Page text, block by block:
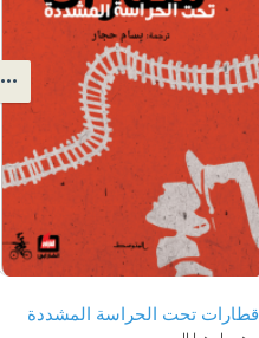
قطارات تحت الحراسة المشددة